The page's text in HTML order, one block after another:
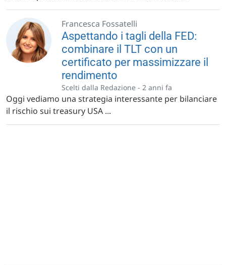
Francesca Fossatelli
Aspettando i tagli della FED:
combinare il TLT con un
certificato per massimizzare il
rendimento
Scelti dalla Redazione - 2 anni fa
Oggi vediamo una strategia interessante per bilanciare
il rischio sui treasury USA ...